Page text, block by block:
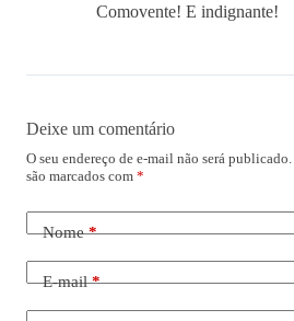
Comovente! E indignante!
Deixe um comentário
O seu endereço de e-mail não será publicado.
são marcados com *
Nome*
E-mail*